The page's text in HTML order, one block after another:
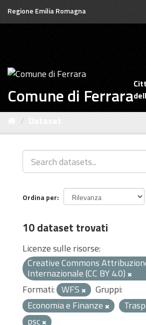
SaltaRegione Emilia Romagna
Comune di Ferrara
Ordina per
10 dataset trovati
Licenze sulle risorse:
Creative Commons
Internazionale (CC BY 4.0)
Formati: WFS
Gruppi:
Economia e Finanze
psc